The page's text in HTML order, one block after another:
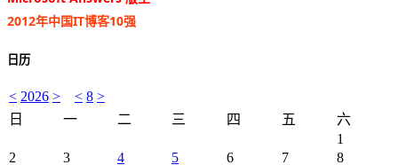
2012年中国IT博客10强
日历
< 2026 > < 8 >
日
一 二 三 四 五
六
1
2
3 4 5 6 7
8